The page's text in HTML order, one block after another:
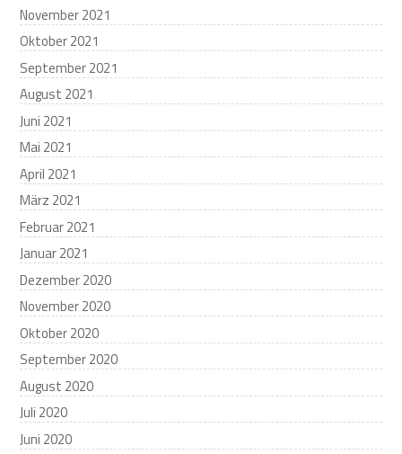
November 2021
Oktober 2021
September 2021
August 2021
Juni 2021
Mai 2021
April 2021
März 2021
Februar 2021
Januar 2021
Dezember 2020
November 2020
Oktober 2020
September 2020
August 2020
Juli 2020
Juni 2020